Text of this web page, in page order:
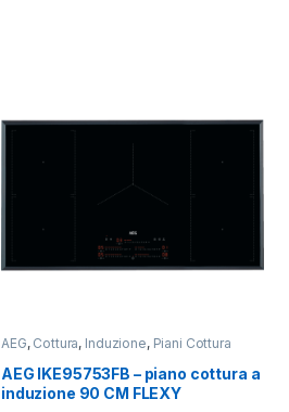
AEG, Cottura, Induzione, Piani Cottura
AEG IKE95753FB – piano cottura a
induzione 90 CM FLEXY